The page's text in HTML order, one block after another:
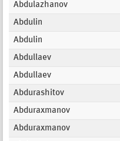
Abdulazhanov
Abdulin
Abdulin
Abdullaev
Abdullaev
Abdurashitov
Abduraxmanov
Abduraxmanov